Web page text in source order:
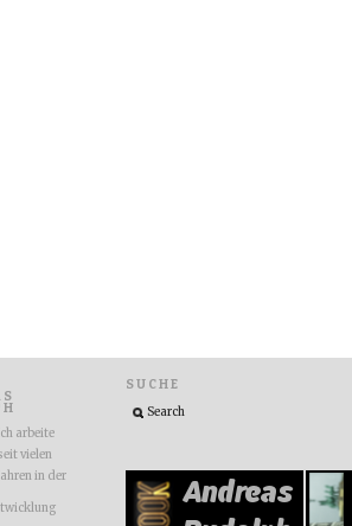
arbeite
vielen
in der
SUCHE